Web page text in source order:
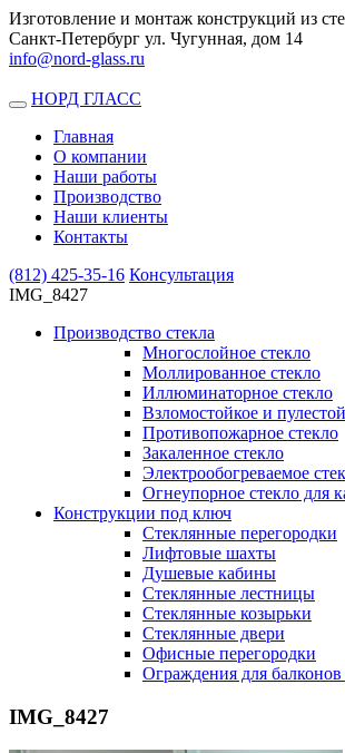
Изготовление и монтаж конструкций из
Санкт-Петербург ул. Чугунная, дом 14
info@nord-glass.ru
Toggle
navigation
НОРД ГЛАСС
Главная
О компании
Наши работы
Производство
Наши клиенты
Контакты
(812) 425-35-16 Консультация
IMG_8427
Производство стекла
Многослойное стекло
Моллированное стекло
Иллюминаторное стекло
Взломостойкое и
Противопожарное стекло
Закаленное стекло
Электрообогреваемое
Огнеупорное стекло для
Конструкции под ключ
Стеклянные перегородки
Лифтовые шахты
Душевые кабины
Cтеклянные лестницы
Cтеклянные козырьки
Cтеклянные двери
Офисные перегородки
Ограждения для
IMG_8427